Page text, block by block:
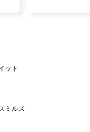
ット
ミルズ